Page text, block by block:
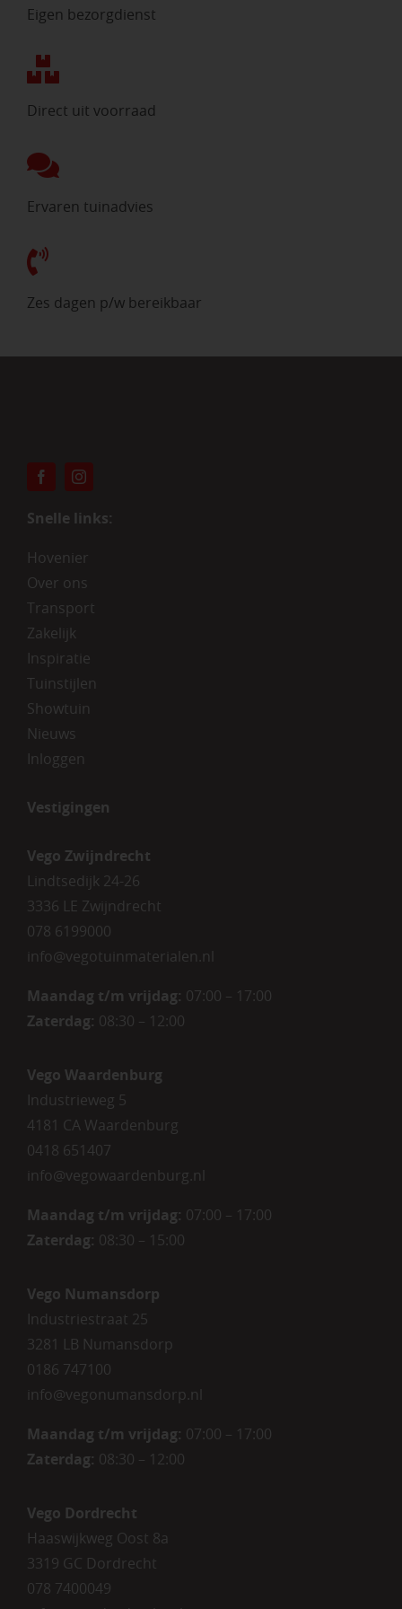
Eigen bezorgdienst
Direct uit voorraad
Ervaren tuinadvies
Zes dagen p/w bereikbaar
Snelle links:
Hovenier
Over ons
Transport
Zakelijk
Inspiratie
Tuinstijlen
Showtuin
Nieuws
Inloggen
Vestigingen
Vego Zwijndrecht
Lindtsedijk 24-26
3336 LE Zwijndrecht
078 6199000
info@vegotuinmaterialen.nl
Maandag t/m vrijdag: 07:00 – 17:00
Zaterdag: 08:30 – 12:00
Vego Waardenburg
Industrieweg 5
4181 CA Waardenburg
0418 651407
info@vegowaardenburg.nl
Maandag t/m vrijdag: 07:00 – 17:00
Zaterdag: 08:30 – 15:00
Vego Numansdorp
Industriestraat 25
3281 LB Numansdorp
0186 747100
info@vegonumansdorp.nl
Maandag t/m vrijdag: 07:00 – 17:00
Zaterdag: 08:30 – 12:00
Vego Dordrecht
Haaswijkweg Oost 8a
3319 GC Dordrecht
078 7400049